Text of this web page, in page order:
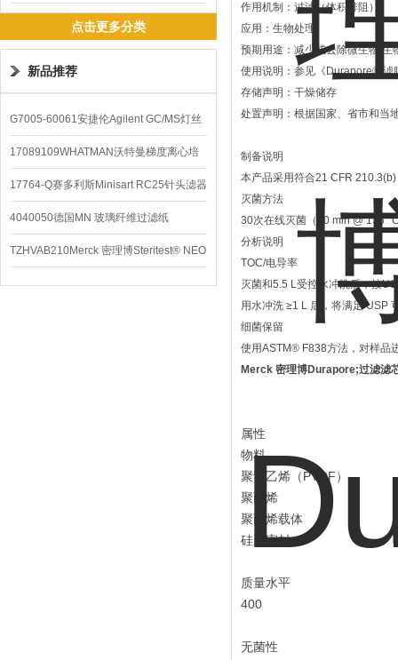
点击更多分类
新品推荐
G7005-60061安捷伦Agilent GC/MS灯丝
配件
17089109WHATMAN沃特曼梯度离心培
养基
17764-Q赛多利斯Minisart RC25针头滤器
4040050德国MN 玻璃纤维过滤纸
TZHVAB210Merck 密理博Steritest® NEO
设备
作用机制：过滤（体积排阻）
应用：生物处理
预期用途：减少或去除微生物/生
使用说明：参见《Durapore® 滤
存储声明：干燥储存
处置声明：根据国家、省市和当
制备说明
本产品采用符合21 CFR
灭菌方法
30次在线灭菌（30 min @ 135
分析说明
TOC/电导率
灭菌和5.5 L受控水冲洗后，按
用水冲洗 ≥1 L 后，将满足 USP
细菌保留
使用ASTM® F838方法，对样品
Merck 密理博Durapore;过滤滤
属性
物料
聚氯乙烯（PVDF）
聚丙烯
聚丙烯载体
硅胶密封
质量水平
400
无菌性